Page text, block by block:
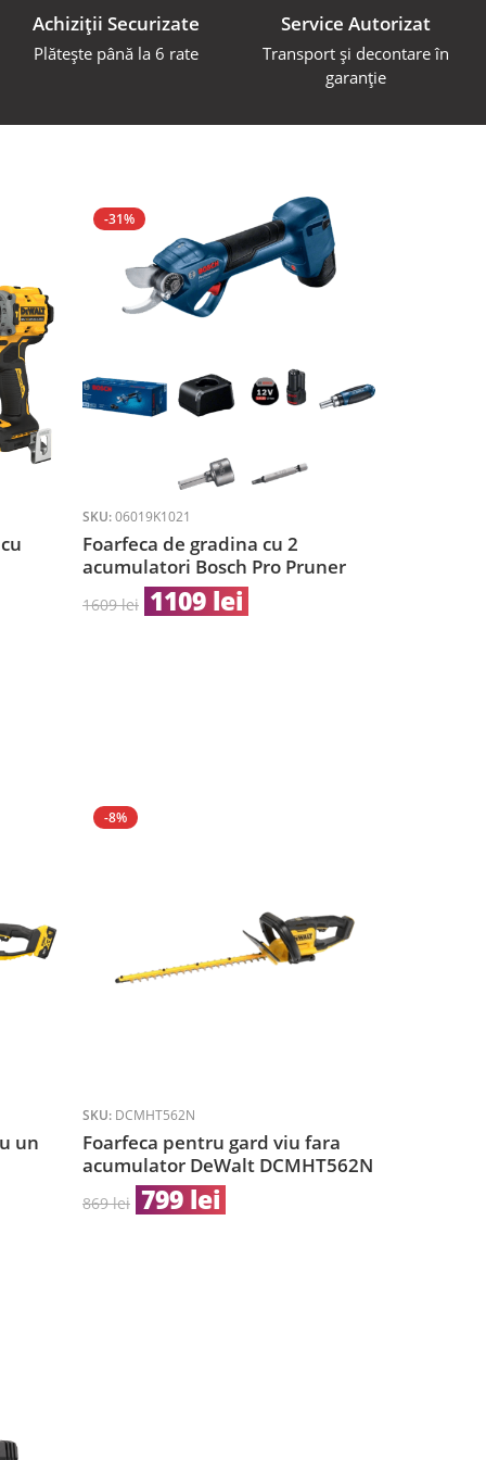
Achiziții Securizate
Plătește până la 6 rate
Service Autorizat
Transport și decontare în
garanție
-31%
SKU: 06019K1021
Foarfeca de gradina cu 2
acumulatori Bosch Pro Pruner
1609lei 1109 lei
un
-8%
SKU: DCMHT562N
Foarfeca pentru gard viu fara
acumulator DeWalt DCMHT562N
869lei 799 lei